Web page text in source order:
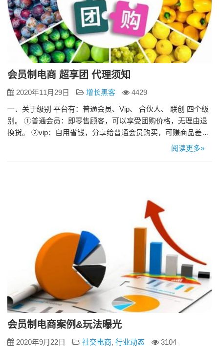
会员制电商 超享团 代理须知
2020年11月29日 增长黑客
4429
一．关于级别 平台有：普通会员、Vip、 合伙人、 联创 四个级
别。 ①普通会员：即零售顾客，可以享受团购价格，无理由退
换货。 ②vip：自用省钱，分享给普通会员购买，可赚商品差
价。 ③合伙人：有 40 个直属 Vip 即升为合伙人，佣金比 vip 更
阅读更多»
会员制电商案例&玩法曝光
2020年9月22日 社交电商, 行业动态 3104